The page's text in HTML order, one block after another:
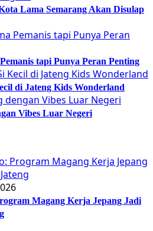
Lama Semarang Akan Disulap
tapi Punya Peran Penting
di Jateng Kids Wonderland
Vibes Luar Negeri
Magang Kerja Jepang Jadi